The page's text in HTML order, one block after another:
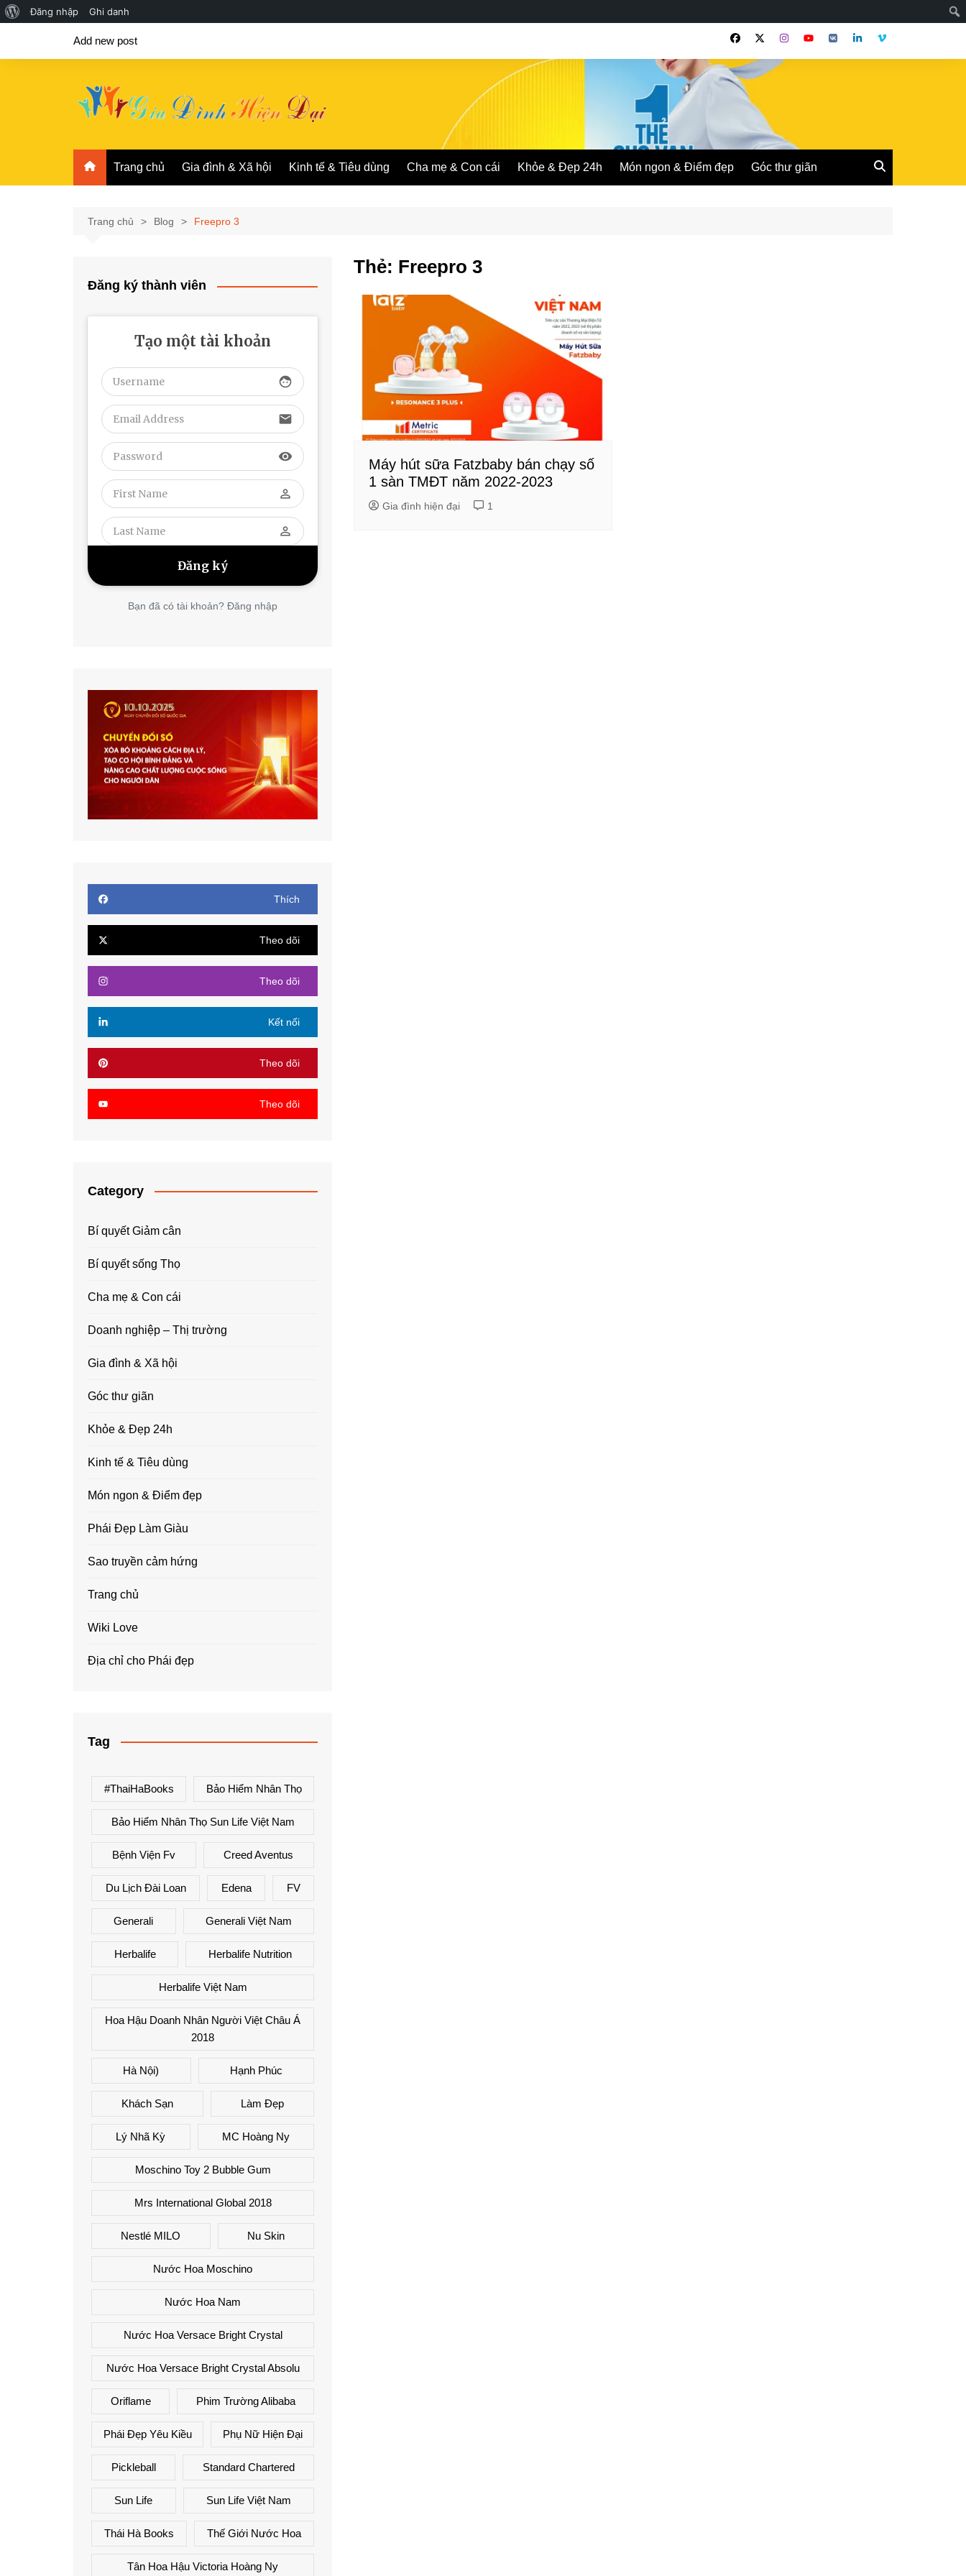
Giới
về
Đăng nhập Ghi danh
Add new post
Trang chủ Gia đình & Xã hội Kinh tế & Tiêu dùng Cha mẹ & Con cái Khỏe & Đẹp 24h Món ngon & Điểm đẹp Góc thư giãn
Trang chủ Blog Freepro 3
Thẻ: Freepro 3
Máy hút sữa Fatzbaby bán chạy số
1 sàn TMĐT năm 2022-2023
Gia đình hiện đại 1
Đăng ký thành viên
Tạo một tài khoản
face
email
visibility
perm_identity
perm_identity
Bạn đã có tài khoản? Đăng nhập
Thích
Theo dõi
Theo dõi
Kết nối
Theo dõi
Theo dõi
Category
Bí quyết Giảm cân
Bí quyết sống Thọ
Cha mẹ & Con cái
Doanh nghiệp – Thị trường
Gia đình & Xã hội
Góc thư giãn
Khỏe & Đẹp 24h
Kinh tế & Tiêu dùng
Món ngon & Điểm đẹp
Phái Đẹp Làm Giàu
Sao truyền cảm hứng
Trang chủ
Wiki Love
Địa chỉ cho Phái đẹp
Tag
#ThaiHaBooks Bảo Hiểm Nhân Thọ
Bảo Hiểm Nhân Thọ Sun Life Việt Nam
Bệnh Viện Fv Creed Aventus
Du Lịch Đài Loan Edena FV
Generali Generali Việt Nam
Herbalife Herbalife Nutrition
Herbalife Việt Nam
Hoa Hậu Doanh Nhân Người Việt Châu Á
2018
Hà Nội) Hạnh Phúc
Khách Sạn Làm Đẹp
Lý Nhã Kỳ MC Hoàng Ny
Moschino Toy 2 Bubble Gum
Mrs International Global 2018
Nestlé MILO Nu Skin
Nước Hoa Moschino
Nước Hoa Nam
Nước Hoa Versace Bright Crystal
Nước Hoa Versace Bright Crystal Absolu
Oriflame Phim Trường Alibaba
Phái Đẹp Yêu Kiều Phụ Nữ Hiện Đại
Pickleball Standard Chartered
Sun Life Sun Life Việt Nam
Thái Hà Books Thế Giới Nước Hoa
Tân Hoa Hậu Victoria Hoàng Ny